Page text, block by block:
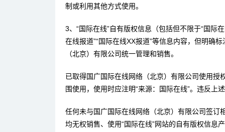
制或利用其他方式使用。
3、“国际在线”自有版权信息（包括但不限于“国际
在线报道”“国际在线XX报道”等信息内容，但明确
（北京）有限公司统一管理和销售。
已取得国广国际在线网络（北京）有限公司使用
围使用，使用时应注明“来源：国际在线”。违反上
任何未与国广国际在线网络（北京）有限公司签订
均无权销售、使用“国际在线”网站的自有版权信息